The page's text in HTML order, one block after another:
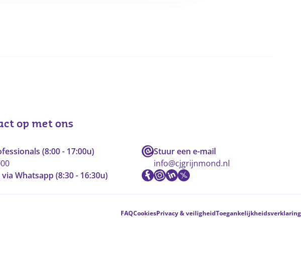
op met ons
(8:00 - 17:00u)
Whatsapp (8:30 - 16:30u)
Stuur een e-mail
info@cjgrijnmond.nl
FAQCookiesPrivacy & veiligheidToegankelijkheidsverklaring